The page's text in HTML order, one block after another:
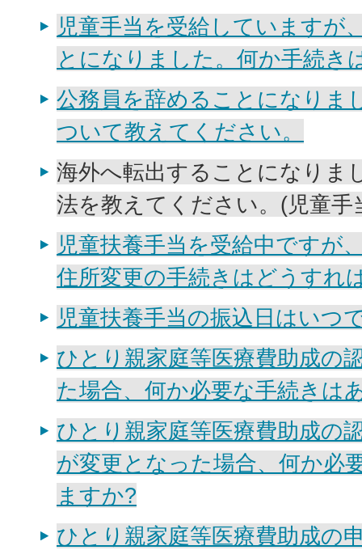
児童手当を受給していますが
とになりました。何か手続き
公務員を辞めることになりま
ついて教えてください。
海外へ転出することになりま
法を教えてください。(児童手
児童扶養手当を受給中ですが
住所変更の手続きはどうすれ
児童扶養手当の振込日はいつ
ひとり親家庭等医療費助成の
た場合、何か必要な手続きは
ひとり親家庭等医療費助成の
が変更となった場合、何か必
ますか?
ひとり親家庭等医療費助成の